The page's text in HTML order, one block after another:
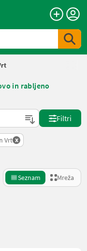
in rabljeno
Filtri
Vrt x
Seznam Mreža